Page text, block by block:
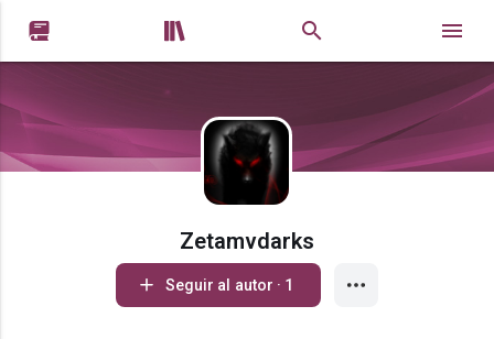
 
Zetamvdarks
Seguir al autor · 1